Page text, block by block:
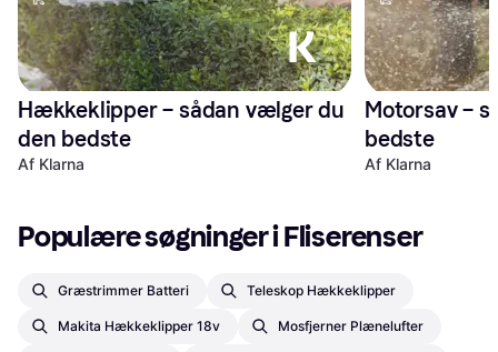
Hækkeklipper – sådan vælger du
den bedste
Af Klarna
Motorsav –
bedste
Af Klarna
Populære søgninger i Fliserenser
Græstrimmer Batteri Teleskop Hækkeklipper
Makita Hækkeklipper 18v Mosfjerner Plænelufter